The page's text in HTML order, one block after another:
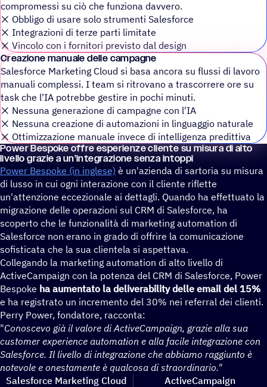
compromessi su ciò che funziona davvero.
❌️ Obbligo di usare solo strumenti Salesforce
❌️ Integrazioni di terze parti limitate
❌️ Vincolo con i fornitori previsto dal design
Crea­zione manuale delle campagne
Salesforce Marketing Cloud si basa ancora su flussi di lavoro
manuali complessi. I team si ritrovano a trascorrere ore su
task che l'IA potrebbe gestire in pochi minuti.
❌️ Nessuna generazione di campagne con l'IA
❌️ Nessuna creazione di automazioni in linguaggio naturale
❌️ Ottimizzazione manuale invece di intelligenza predittiva
Power Bespoke offre espe­rienze cliente su misura di alto
livello grazie a un’in­te­gra­zione senza intoppi
Power Bespoke (in inglese) è un'azienda di sartoria su misura
di lusso in cui ogni interazione con il cliente riflette
un'attenzione eccezionale ai dettagli. Quando ha effettuato la
migrazione delle operazioni sul CRM di Salesforce, ha
scoperto che le funzionalità di marketing automation di
Salesforce non erano in grado di offrire la comunicazione
sofisticata che la sua clientela si aspettava.
Collegando la marketing automation di alto livello di
ActiveCampaign con la potenza del CRM di Salesforce, Power
Bespoke ha aumentato la deliverability delle email del 15%
e ha registrato un incremento del 30% nei referral dei clienti.
Perry Power, fondatore, racconta:
"Conoscevo già il valore di ActiveCampaign, grazie alla sua
customer experience automation e alla facile integrazione con
Salesforce. Il livello di integrazione che abbiamo raggiunto è
notevole e onestamente è qualcosa di straordinario."
Salesforce Marketing Cloud
ActiveCampaign